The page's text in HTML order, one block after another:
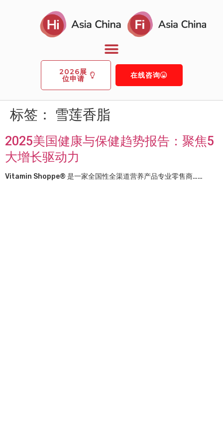
2026展
位申请 在线咨询
标签： 雪莲香脂
2025美国健康与保健趋势报告：聚焦5
大增长驱动力
Vitamin Shoppe® 是一家全国性全渠道营养产品专业零售商……